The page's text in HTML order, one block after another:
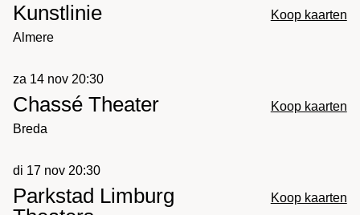
Kunstlinie
Almere
Koop kaarten
za 14 nov 20:30
Chassé Theater
Breda
Koop kaarten
di 17 nov 20:30
Parkstad Limburg
Koop kaarten